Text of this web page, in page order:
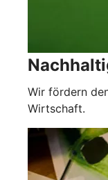
Wir fördern
Wirtschaft.